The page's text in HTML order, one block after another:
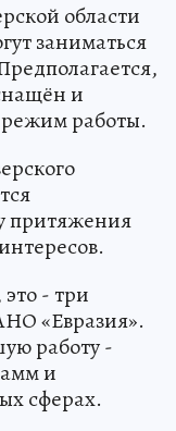
области
заниматься
и
работы.
притяжения
- три
«Евразия».
работу -
и
сферах.